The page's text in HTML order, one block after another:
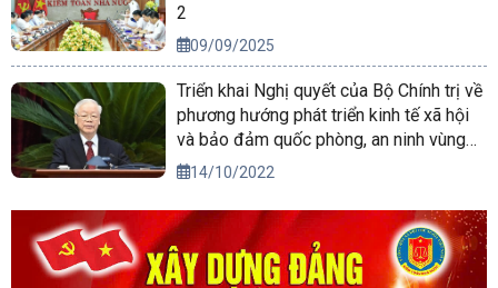
2
09/09/2025
Triển khai Nghị quyết của Bộ Chính trị về
phương hướng phát triển kinh tế xã hội
và bảo đảm quốc phòng, an ninh vùng
Tây Nguyên đến năm 2030, tầm nhìn
14/10/2022